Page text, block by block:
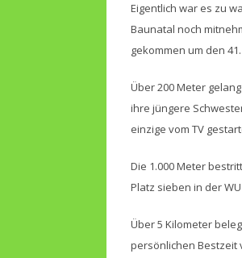
Eigentlich war es zu
Baunatal noch
gekommen um den
Über 200 Meter
ihre jüngere
einzige vom TV
Die 1.000 Meter
Platz sieben in der
Über 5 Kilometer
persönlichen Bestzeit